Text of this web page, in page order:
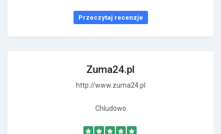
Przeczytaj recenzje
Zuma24.pl
http://www.zuma24.pl
Chludowo